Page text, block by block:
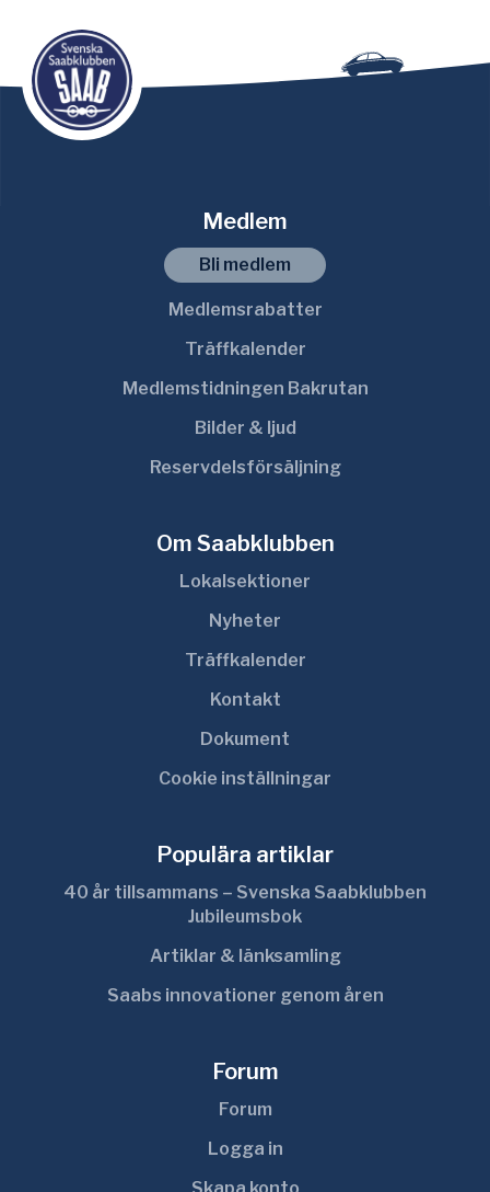
Medlem
Bli medlem
Medlemsrabatter
Träffkalender
Medlemstidningen Bakrutan
Bilder & ljud
Reservdelsförsäljning
Om Saabklubben
Lokalsektioner
Nyheter
Träffkalender
Kontakt
Dokument
Cookie inställningar
Populära artiklar
40 år tillsammans – Svenska Saabklubben
Jubileumsbok
Artiklar & länksamling
Saabs innovationer genom åren
Forum
Forum
Logga in